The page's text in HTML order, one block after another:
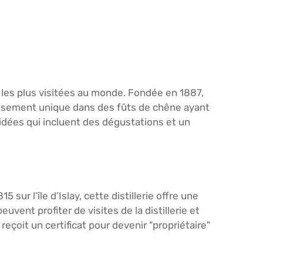
plus visitées au monde. Fondée en 1887,
unique dans des fûts de chêne ayant
qui incluent des dégustations et un
sur l’île d’Islay, cette distillerie offre une
profiter de visites de la distillerie et
reçoit un certificat pour devenir "propriétaire"